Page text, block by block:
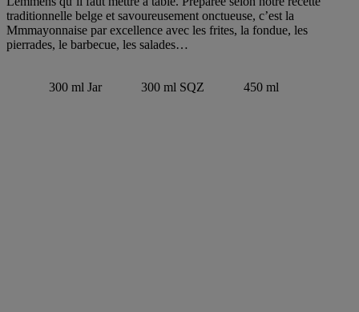
traditionnelle belge et savoureusement onctueuse, c’est la
Mmmayonnaise par excellence avec les frites, la fondue, les
pierrades, le barbecue, les salades…
300 ml Jar 300 ml SQZ 450 ml